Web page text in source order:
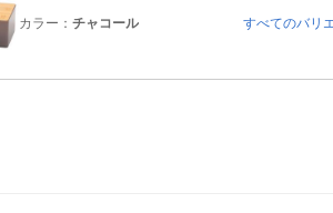
カラー： チャコール すべてのバリ